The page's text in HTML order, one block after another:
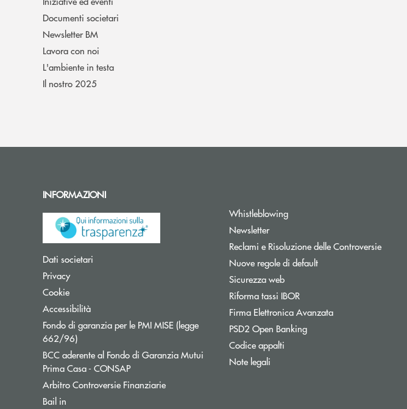
Documenti societari
Newsletter BM
Lavora con noi
L'ambiente in testa
Il nostro 2025
INFORMAZIONI
Dati societari
PrivacyApre una nuova finestra
CookieApre una nuova finestra
AccessibilitàApre una nuova finestra
Fondo di garanzia per le PMI MISE (legge
662/96)Apre una nuova finestra
BCC aderente al Fondo di Garanzia Mutui
Prima Casa - CONSAPApre una nuova finestra
Arbitro Controversie FinanziarieApre una nuova finestra
Bail in
WhistleblowingApre una nuova finestra
NewsletterApre una nuova finestra
Reclami e Risoluzione delle ControversieApre
Nuove regole di defaultApre una nuova finestra
Sicurezza webApre una nuova finestra
Riforma tassi IBORApre una nuova finestra
Firma Elettronica AvanzataApre una nuova
PSD2 Open BankingApre una nuova finestra
Codice appalti
Note legali